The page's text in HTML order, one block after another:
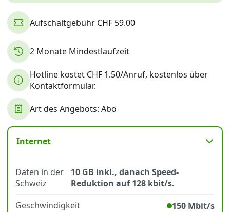
News
Forum
Über uns
Datenschutz·AGB·Impressum
Aufschaltgebühr CHF 59.00
2 Monate Mindestlaufzeit
Hotline kostet CHF 1.50/Anruf, kostenlos über
Kontaktformular.
Art des Angebots: Abo
Internet
Daten in der
Schweiz
10 GB inkl., danach Speed-
Reduktion auf 128 kbit/s.
Geschwindigkeit
150 Mbit/s